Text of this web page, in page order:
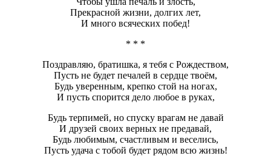
Прекрасной жизни, долгих лет,
И много всяческих побед!
* * *
Поздравляю, братишка, я тебя с Рождеством,
Пусть не будет печалей в сердце твоём,
Будь уверенным, крепко стой на ногах,
И пусть спорится дело любое в руках,
Будь терпимей, но спуску врагам не давай
И друзей своих верных не предавай,
Будь любимым, счастливым и веселись,
Пусть удача с тобой будет рядом всю жизнь!